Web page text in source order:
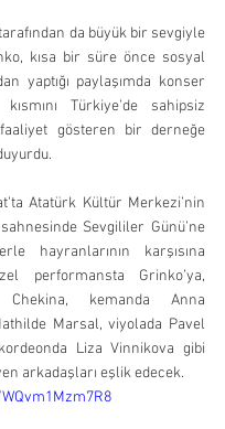
da büyük bir sevgiyle
kısa bir süre önce sosyal
yaptığı paylaşımda konser
Türkiye’de sahipsiz
gösteren bir derneğe
Atatürk Kültür Merkezi’nin
Sevgililer Günü’ne
hayranlarının karşısına
performansta Grinko’ya,
kemanda Anna
Marsal, viyolada Pavel
Liza Vinnikova gibi
arkadaşları eşlik edecek.